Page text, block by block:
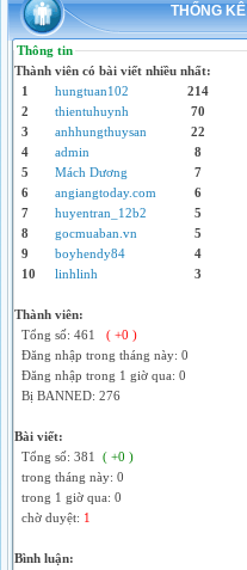
THỐNG KÊ
Thông tin
Thành viên có bài viết nhiều nhất:
1
hungtuan102
214
2
thientuhuynh
70
3
anhhungthuysan
22
4
admin
8
5
Mách Dương
7
6
angiangtoday.com
6
7
huyentran_12b2
5
8
gocmuaban.vn
5
9
boyhendy84
4
10
linhlinh 3
Thành viên:
Tổng số: 461 ( +0 )
Đăng nhập trong tháng này: 0
Đăng nhập trong 1 giờ qua: 0
Bị BANNED: 276
Bài viết:
Tổng số: 381 ( +0 )
trong tháng này: 0
trong 1 giờ qua: 0
chờ duyệt: 1
Bình luận: